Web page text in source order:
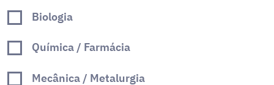
Biologia
Química / Farmácia
Mecânica / Metalurgia